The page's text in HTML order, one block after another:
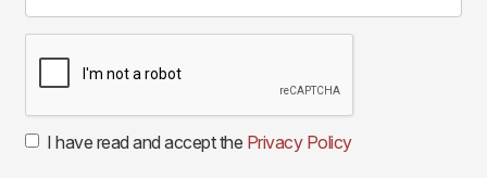
I have read and accept the Privacy Policy